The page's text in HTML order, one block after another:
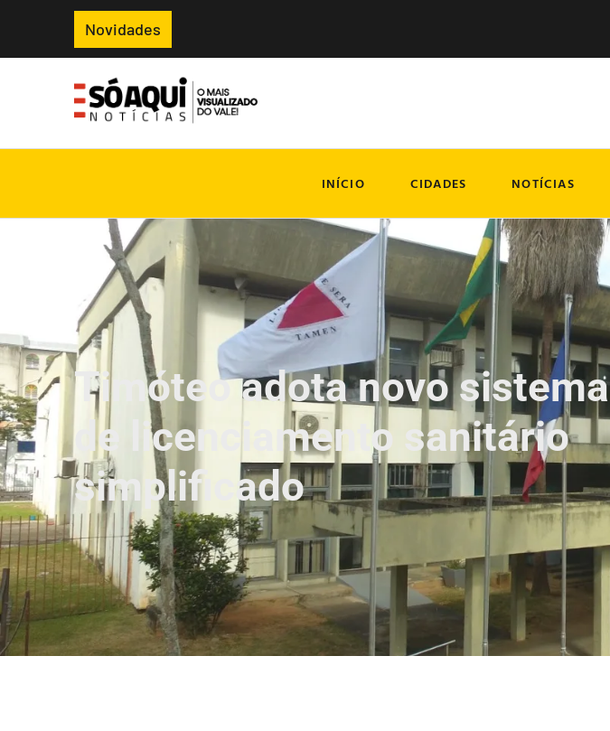
Novidades
INÍCIO CIDADES NOTÍCIAS
Timóteo adota novo sistema
de licenciamento sanitário
simplificado